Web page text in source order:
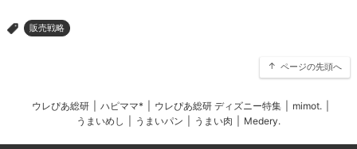
> 販売戦略
ページの先頭へ
ウレぴあ総研 ハピママ* ウレぴあ総研 ディズニー特集 mimot.
うまいめし
うまいパン うまい肉 Medery.